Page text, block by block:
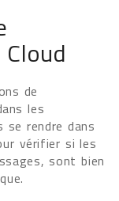
de
les
rendre dans
vérifier si les
sont bien